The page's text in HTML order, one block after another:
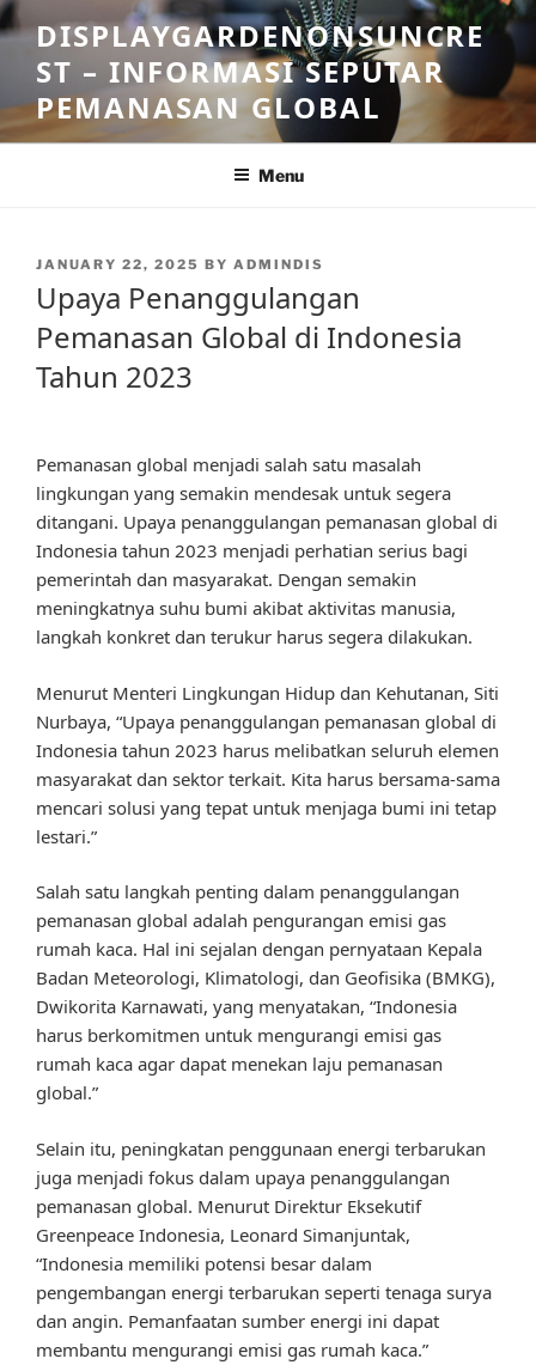
Skip
to
content
DISPLAYGARDENONSUNCRE
ST – INFORMASI SEPUTAR
PEMANASAN GLOBAL
Menu
POSTED
JANUARY 22, 2025 BY ADMINDIS
Upaya Penanggulangan
Pemanasan Global di Indonesia
Tahun 2023
Pemanasan global menjadi salah satu masalah
lingkungan yang semakin mendesak untuk segera
ditangani. Upaya penanggulangan pemanasan global di
Indonesia tahun 2023 menjadi perhatian serius bagi
pemerintah dan masyarakat. Dengan semakin
meningkatnya suhu bumi akibat aktivitas manusia,
langkah konkret dan terukur harus segera dilakukan.
Menurut Menteri Lingkungan Hidup dan Kehutanan, Siti
Nurbaya, “Upaya penanggulangan pemanasan global di
Indonesia tahun 2023 harus melibatkan seluruh elemen
masyarakat dan sektor terkait. Kita harus bersama-sama
mencari solusi yang tepat untuk menjaga bumi ini tetap
lestari.”
Salah satu langkah penting dalam penanggulangan
pemanasan global adalah pengurangan emisi gas
rumah kaca. Hal ini sejalan dengan pernyataan Kepala
Badan Meteorologi, Klimatologi, dan Geofisika (BMKG),
Dwikorita Karnawati, yang menyatakan, “Indonesia
harus berkomitmen untuk mengurangi emisi gas
rumah kaca agar dapat menekan laju pemanasan
global.”
Selain itu, peningkatan penggunaan energi terbarukan
juga menjadi fokus dalam upaya penanggulangan
pemanasan global. Menurut Direktur Eksekutif
Greenpeace Indonesia, Leonard Simanjuntak,
“Indonesia memiliki potensi besar dalam
pengembangan energi terbarukan seperti tenaga surya
dan angin. Pemanfaatan sumber energi ini dapat
membantu mengurangi emisi gas rumah kaca.”